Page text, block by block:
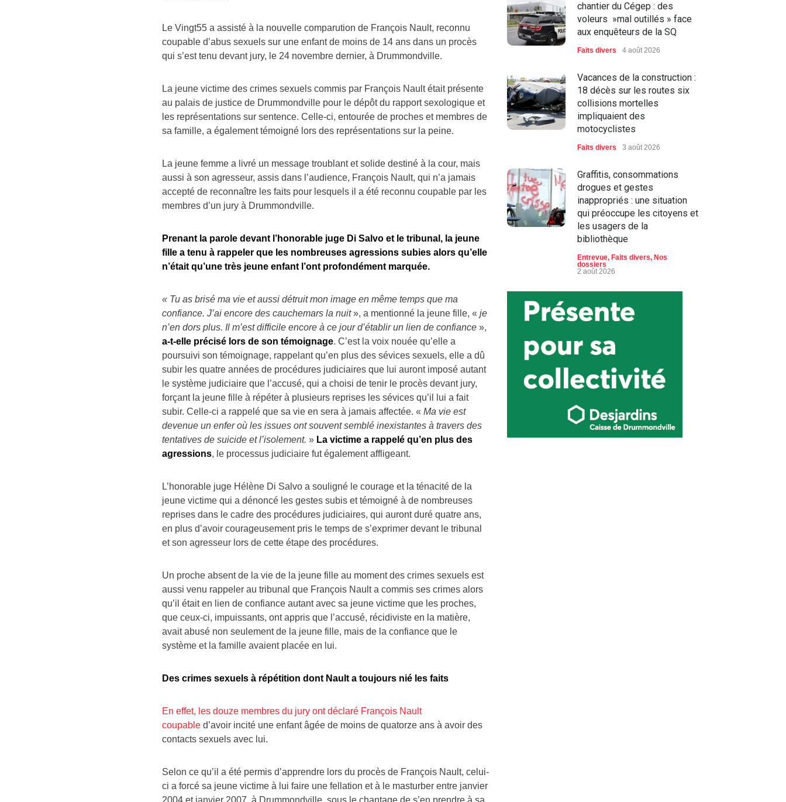
Le Vingt55 a assisté à la nouvelle comparution de François Nault, reconnu
coupable d’abus sexuels sur une enfant de moins de 14 ans dans un procès
qui s’est tenu devant jury, le 24 novembre dernier, à Drummondville.
La jeune victime des crimes sexuels commis par François Nault était présente
au palais de justice de Drummondville pour le dépôt du rapport sexologique et
les représentations sur sentence. Celle-ci, entourée de proches et membres de
sa famille, a également témoigné lors des représentations sur la peine.
La jeune femme a livré un message troublant et solide destiné à la cour, mais
aussi à son agresseur, assis dans l’audience, François Nault, qui n’a jamais
accepté de reconnaître les faits pour lesquels il a été reconnu coupable par les
membres d’un jury à Drummondville.
Prenant la parole devant l’honorable juge Di Salvo et le tribunal, la jeune
fille a tenu à rappeler que les nombreuses agressions subies alors qu’elle
n’était qu’une très jeune enfant l’ont profondément marquée.
« Tu as brisé ma vie et aussi détruit mon image en même temps que ma
confiance. J’ai encore des cauchemars la nuit», a mentionné la jeune fille, « je
n’en dors plus. Il m’est difficile encore à ce jour d’établir un lien de confiance »,
a-t-elle précisé lors de son témoignage. C’est la voix nouée qu’elle a
poursuivi son témoignage, rappelant qu’en plus des sévices sexuels, elle a dû
subir les quatre années de procédures judiciaires que lui auront imposé autant
le système judiciaire que l’accusé, qui a choisi de tenir le procès devant jury,
forçant la jeune fille à répéter à plusieurs reprises les sévices qu’il lui a fait
subir. Celle-ci a rappelé que sa vie en sera à jamais affectée. « Ma vie est
devenue un enfer où les issues ont souvent semblé inexistantes à travers des
tentatives de suicide et l’isolement. » La victime a rappelé qu’en plus des
agressions, le processus judiciaire fut également affligeant.
L’honorable juge Hélène Di Salvo a souligné le courage et la ténacité de la
jeune victime qui a dénoncé les gestes subis et témoigné à de nombreuses
reprises dans le cadre des procédures judiciaires, qui auront duré quatre ans,
en plus d’avoir courageusement pris le temps de s’exprimer devant le tribunal
et son agresseur lors de cette étape des procédures.
Un proche absent de la vie de la jeune fille au moment des crimes sexuels est
aussi venu rappeler au tribunal que François Nault a commis ses crimes alors
qu’il était en lien de confiance autant avec sa jeune victime que les proches,
que ceux-ci, impuissants, ont appris que l’accusé, récidiviste en la matière,
avait abusé non seulement de la jeune fille, mais de la confiance que le
système et la famille avaient placée en lui.
Des crimes sexuels à répétition dont Nault a toujours nié les faits
En effet, les douze membres du jury ont déclaré François Nault
coupable d’avoir incité une enfant âgée de moins de quatorze ans à avoir des
contacts sexuels avec lui.
Selon ce qu’il a été permis d’apprendre lors du procès de François Nault, celui-
ci a forcé sa jeune victime à lui faire une fellation et à le masturber entre janvier
2004 et janvier 2007, à Drummondville, sous le chantage de s’en prendre à sa
chantier du Cégep : des
voleurs »mal outillés » face
aux enquêteurs de la SQ
Faits divers 4 août 2026
Vacances de la construction :
18 décès sur les routes six
collisions mortelles
impliquaient des
motocyclistes
Faits divers 3 août 2026
Graffitis, consommations
drogues et gestes
inappropriés : une situation
qui préoccupe les citoyens et
les usagers de la
bibliothèque
Entrevue, Faits divers, Nos
dossiers
2 août 2026